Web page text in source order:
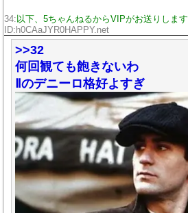
34: 以下、5ちゃんねるからVIPがお送りします
ID:h0CAaJYR0HAPPY.net
>>32
何回観ても飽きないわ
Ⅱのデニーロ格好よすぎ